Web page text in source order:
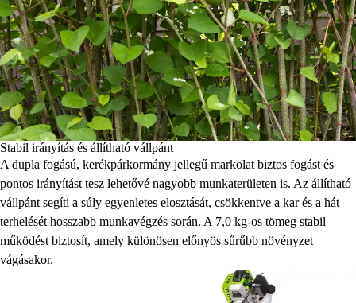
Stabil irányítás és állítható vállpánt
A dupla fogású, kerékpárkormány jellegű markolat biztos fogást és
pontos irányítást tesz lehetővé nagyobb munkaterületen is. Az állítható
vállpánt segíti a súly egyenletes elosztását, csökkentve a kar és a hát
terhelését hosszabb munkavégzés során. A 7,0 kg-os tömeg stabil
működést biztosít, amely különösen előnyös sűrűbb növényzet
vágásakor.